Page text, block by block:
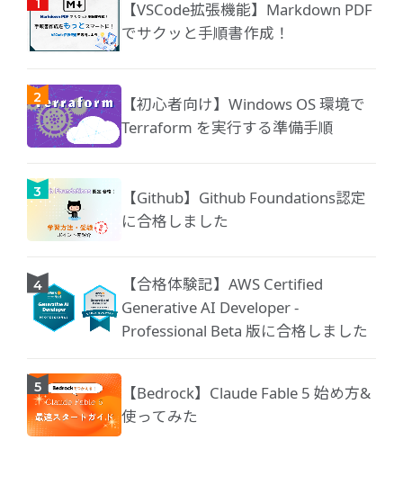
【VSCode拡張機能】Markdown PDF
でサクッと手順書作成！
【初心者向け】Windows OS 環境で
Terraform を実行する準備手順
【Github】Github Foundations認定
に合格しました
【合格体験記】AWS Certified
Generative AI Developer -
Professional Beta 版に合格しました
【Bedrock】Claude Fable 5 始め方&
使ってみた